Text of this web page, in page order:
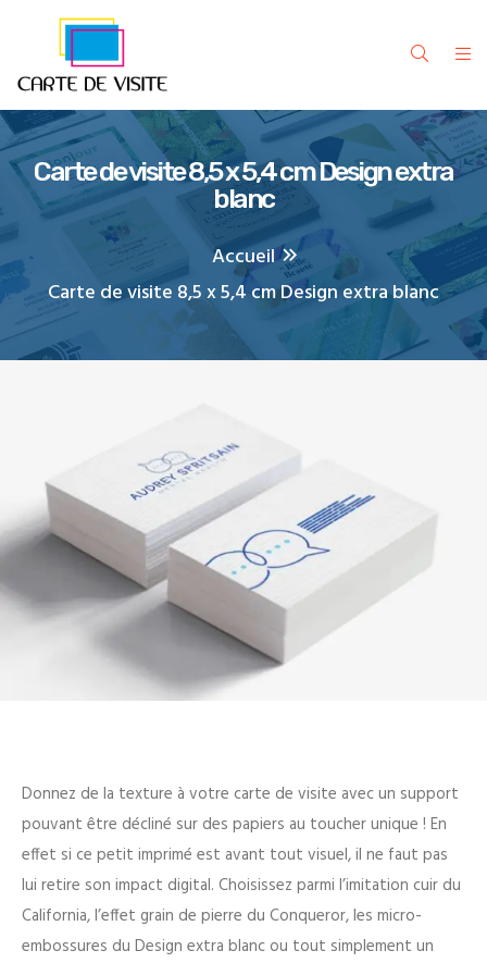
Carte de visite 8,5 x 5,4 cm Design extra
blanc
Accueil
Carte de visite 8,5 x 5,4 cm Design extra blanc
Donnez de la texture à votre carte de visite avec un support
pouvant être décliné sur des papiers au toucher unique ! En
effet si ce petit imprimé est avant tout visuel, il ne faut pas
lui retire son impact digital. Choisissez parmi l’imitation cuir du
California, l’effet grain de pierre du Conqueror, les micro-
embossures du Design extra blanc ou tout simplement un